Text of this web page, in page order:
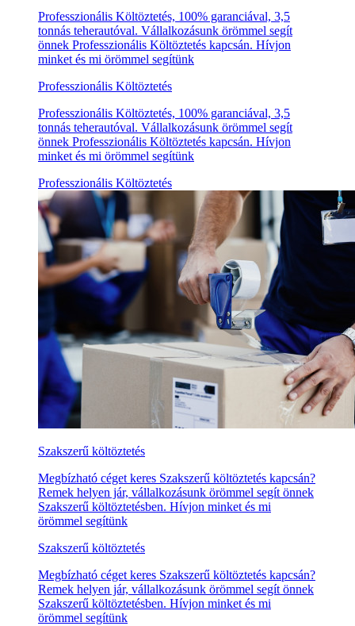
Professzionális Költöztetés, 100% garanciával, 3,5
tonnás teherautóval. Vállalkozásunk örömmel segít
önnek Professzionális Költöztetés kapcsán. Hívjon
minket és mi örömmel segítünk
Professzionális Költöztetés
Professzionális Költöztetés, 100% garanciával, 3,5
tonnás teherautóval. Vállalkozásunk örömmel segít
önnek Professzionális Költöztetés kapcsán. Hívjon
minket és mi örömmel segítünk
Professzionális Költöztetés
Szakszerű költöztetés
Megbízható céget keres Szakszerű költöztetés kapcsán?
Remek helyen jár, vállalkozásunk örömmel segít önnek
Szakszerű költöztetésben. Hívjon minket és mi
örömmel segítünk
Szakszerű költöztetés
Megbízható céget keres Szakszerű költöztetés kapcsán?
Remek helyen jár, vállalkozásunk örömmel segít önnek
Szakszerű költöztetésben. Hívjon minket és mi
örömmel segítünk